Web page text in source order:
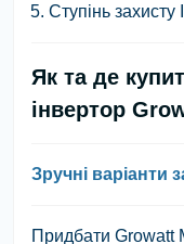
Ступінь
Як та де
інвертор
Зручні варіанти
Придбати Growatt